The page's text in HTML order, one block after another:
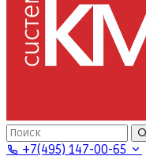
+7(495) 147-00-65